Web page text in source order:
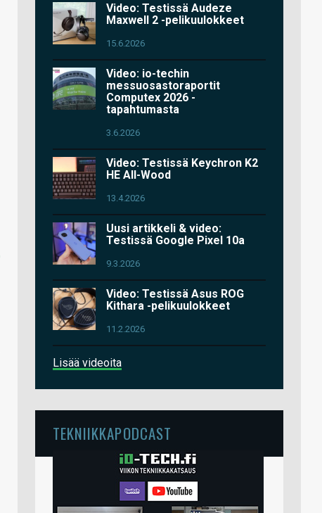
Video: Testissä Audeze
Maxwell 2 -pelikuulokkeet
15.6.2026
Video: io-techin
messuosastoraportit
Computex 2026 -
tapahtumasta
3.6.2026
Video: Testissä Keychron K2
HE All-Wood
13.4.2026
Uusi artikkeli & video:
Testissä Google Pixel 10a
9.3.2026
Video: Testissä Asus ROG
Kithara -pelikuulokkeet
11.2.2026
Lisää videoita
TEKNIIKKAPODCAST